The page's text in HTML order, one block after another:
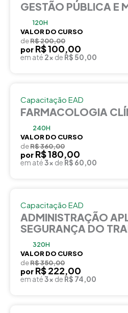
GESTÃO PÚBLICA E
120H
VALOR DO CURSO
deR$ 200,00
por R$ 100,00
em até 2x de R$ 50,00
Capacitação EAD
FARMACOLOGIA
240H
VALOR DO CURSO
deR$ 360,00
por R$ 180,00
em até3x de R$ 60,00
Capacitação EAD
ADMINISTRAÇÃO
SEGURANÇA DO
320H
VALOR DO CURSO
deR$ 350,00
por R$ 222,00
em até3x de R$ 74,00